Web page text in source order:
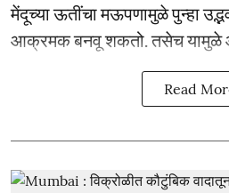
मेंदूच्या ऊतींचा मऊपणामुळे पुन्हा
आक्रमक बनवू शकतो. तसेच यामुळे
Read